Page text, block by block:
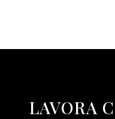
LAVORA